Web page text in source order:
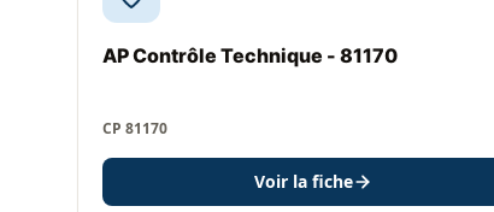
AP Contrôle Technique - 81170
CP 81170
Voir la fiche